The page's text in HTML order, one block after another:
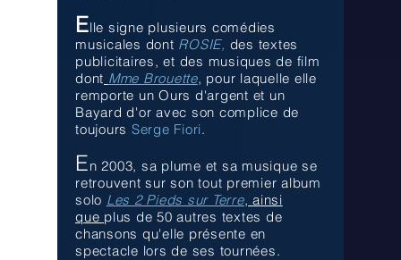
Elle signe plusieurs comédies
musicales dont ROSIE, des textes
publicitaires, et des musiques de film
dont Mme Brouette, pour laquelle elle
remporte un Ours d'argent et un
Bayard d'or avec son complice de
toujours Serge Fiori.
En 2003, sa plume et sa musique se
retrouvent sur son tout premier album
solo Les 2 Pieds sur Terre, ainsi
que plus de 50 autres textes de
chansons qu'elle présente en
spectacle lors de ses tournées.